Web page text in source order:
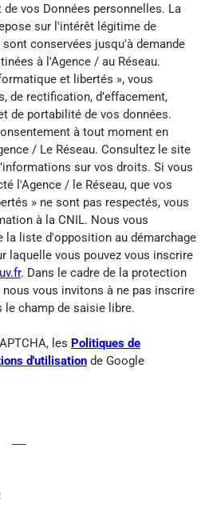
vos Données personnelles. La
sur l'intérêt légitime de
sont conservées jusqu'à demande
à l'Agence / au Réseau.
et libertés », vous
de rectification, d’effacement,
de portabilité de vos données.
à tout moment en
/ Le Réseau. Consultez le site
sur vos droits. Si vous
l'Agence / le Réseau, que vos
» ne sont pas respectés, vous
à la CNIL. Nous vous
la liste d'opposition au démarchage
laquelle vous pouvez vous inscrire
. Dans le cadre de la protection
vous invitons à ne pas inscrire
le champ de saisie libre.
les Politiques de
d'utilisation de Google